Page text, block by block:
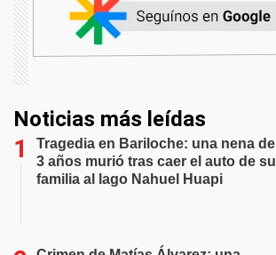
Noticias más leídas
Tragedia en Bariloche: una nena de
3 años murió tras caer el auto de su
familia al lago Nahuel Huapi